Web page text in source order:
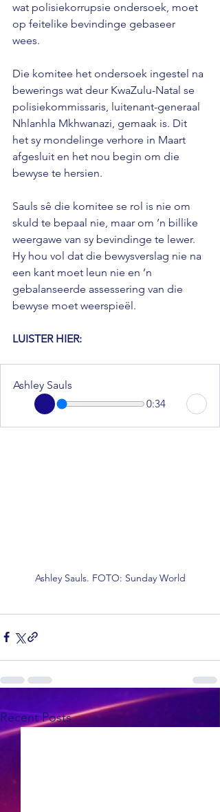
wat polisiekorrupsie ondersoek, moet
op feitelike bevindinge gebaseer
wees.
Die komitee het ondersoek ingestel na
bewerings wat deur KwaZulu-Natal se
polisiekommissaris, luitenant-generaal
Nhlanhla Mkhwanazi, gemaak is. Dit
het sy mondelinge verhore in Maart
afgesluit en het nou begin om die
bewyse te hersien.
Sauls sê die komitee se rol is nie om
skuld te bepaal nie, maar om ’n billike
weergawe van sy bevindinge te lewer.
Hy hou vol dat die bewysverslag nie na
een kant moet leun nie en ’n
gebalanseerde assessering van die
bewyse moet weerspieël.
LUISTER HIER:
Ashley Sauls
0:34
Ashley Sauls. FOTO: Sunday World
Recent Posts See All